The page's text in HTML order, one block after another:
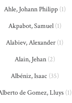
Ahle, Johann Philipp(1)
Akpabot, Samuel(1)
Alabiev, Alexander (1)
Alain, Jehan(2)
Albéniz, Isaac (35)
de Gomez, Lluys(1)